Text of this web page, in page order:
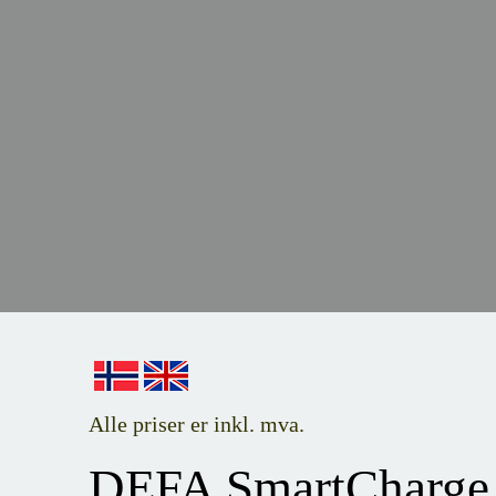
Alle priser er inkl. mva.